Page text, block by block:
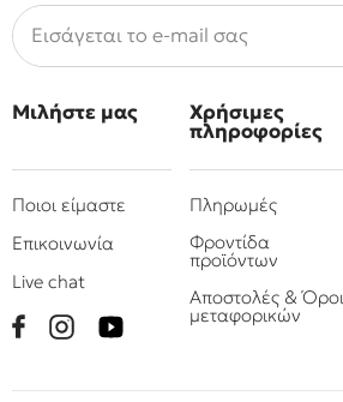
Μιλήστε μας
Ποιοι είμαστε
Επικοινωνία
Live chat
Χρήσιμες
πληροφορίες
Πληρωμές
Φροντίδα
προϊόντων
Αποστολές & Όροι
μεταφορικών